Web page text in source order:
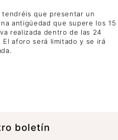
que presentar un
antigüedad que supere los 15
realizada dentro de las 24
aforo será limitado y se irá
boletín